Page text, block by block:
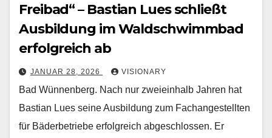
Freibad“ – Bastian Lues schließt
Ausbildung im Waldschwimmbad
erfolgreich ab
JANUAR 28, 2026 VISIONARY
Bad Wünnenberg. Nach nur zweieinhalb Jahren hat
Bastian Lues seine Ausbildung zum Fachangestellten
für Bäderbetriebe erfolgreich abgeschlossen. Er